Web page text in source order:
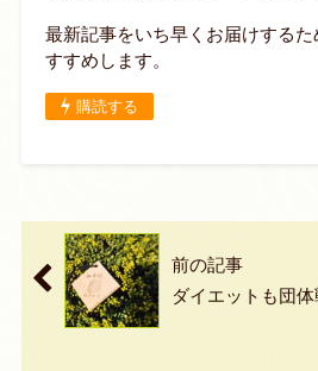
最新記事をいち早くお届けする
すすめします。
購読する
前の記事
ダイエットも団体